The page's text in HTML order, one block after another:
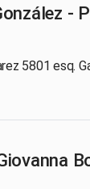
-
5801 esq.